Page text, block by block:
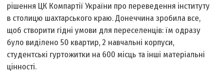
рішення ЦК Компартії України про переведення інституту
в столицю шахтарського краю. Донеччина зробила все,
щоб створити гідні умови для переселенців: їм одразу
було виділено 50 квартир, 2 навчальні корпуси,
студентські гуртожитки на 600 місць та інші матеріальні
цінності.